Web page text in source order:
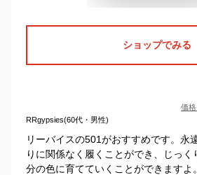
ショップでみる
価
RRgypsies(60代・男性)
リーバイスの501がおすすめです。永
りに関係なく履くことができ、じっく
分の色に育てていくことができますよ